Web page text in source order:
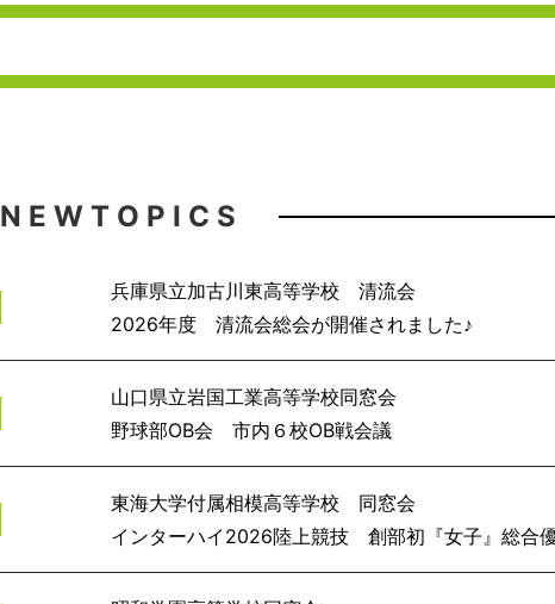
N E W T O P I C S
兵庫県立加古川東高等学校 清流会
2026年度 清流会総会が開催され
山口県立岩国工業高等学校同窓会
野球部OB会 市内６校OB
東海大学付属相模高等学校 同窓会
インターハイ2026陸上競技 創部初『女子